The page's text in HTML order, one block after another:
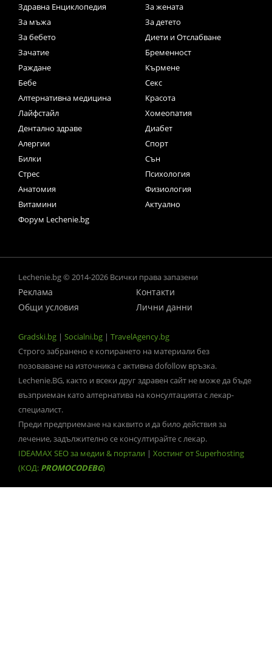
Здравна Енциклопедия
За жената
За мъжа
За детето
За бебето
Диети и Отслабване
Зачатие
Бременност
Раждане
Кърмене
Бебе
Секс
Алтернативна медицина
Красота
Лайфстайл
Хомеопатия
Дентално здраве
Диабет
Алергии
Спорт
Билки
Сън
Стрес
Психология
Анатомия
Физиология
Витамини
Актуално
Форум Lechenie.bg
Lechenie.bg © 2014-2026 Всички права запазени
Реклама
Контакти
Общи условия
Лични данни
Gradski.bg | Socialni.bg | TravelAgency.bg
Строго забранено е копирането на материали без
позоваване на източника с активна dofollow връзка.
Lechenie.BG, както и всеки друг здравен сайт не може да бъде
възприеман като алтернатива на консултацията с лекар-
специалист.
Преди предприемане на каквито и да било действия за
лечение, задължително се консултирайте с лекар.
IDEAMAX SEO за медии & портали | Хостинг от Superhosting
(КОД: PROMOCODEBG)